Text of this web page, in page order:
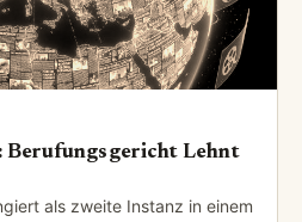
Berufungsgericht Lehnt
als zweite Instanz in einem